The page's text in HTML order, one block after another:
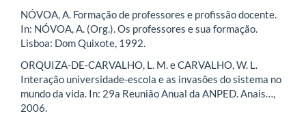
NÓVOA, A. Formação de professores e profissão docente.
In: NÓVOA, A. (Org.). Os professores e sua formação.
Lisboa: Dom Quixote, 1992.
ORQUIZA-DE-CARVALHO, L. M. e CARVALHO, W. L.
Interação universidade-escola e as invasões do sistema no
mundo da vida. In: 29a Reunião Anual da ANPED. Anais…,
2006.